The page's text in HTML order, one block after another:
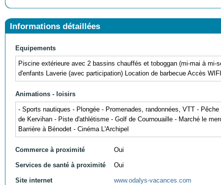
Informations détaillées
Equipements
Piscine extérieure avec 2 bassins chauffés et toboggan (mi-mai à mi-
d'enfants Laverie (avec participation) Location de barbecue Accès
Animations - loisirs
- Sports nautiques - Plongée - Promenades, randonnées, VTT -
de Kervihan - Piste d'athlétisme - Golf de Cournouaille - Marché le
Barrière à Bénodet - Cinéma L'Archipel
Commerce à proximité Oui
Services de santé à proximité Oui
Site internet www.odalys-vacances.com